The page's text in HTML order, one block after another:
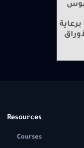
Resources
Courses